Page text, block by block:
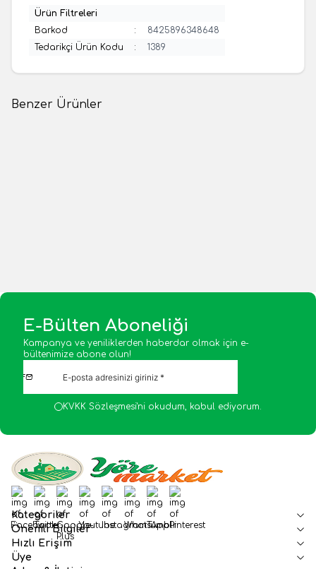
Ürün Filtreleri
Barkod
:
8425896348648
Tedarikçi Ürün Kodu
: 1389
Benzer Ürünler
E-Bülten Aboneliği
Kampanya ve yeniliklerden haberdar olmak için e-
bültenimize abone olun!
KVKK Sözleşmesi'ni okudum, kabul ediyorum.
Facebook
TwitterGoogle-Plus
YoutubeInstagram
WhatsApp
TumblrPinterest
Kategoriler
Önemli Bilgiler
Hızlı Erişim
Üye